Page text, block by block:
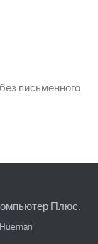
письменного
Плюс.